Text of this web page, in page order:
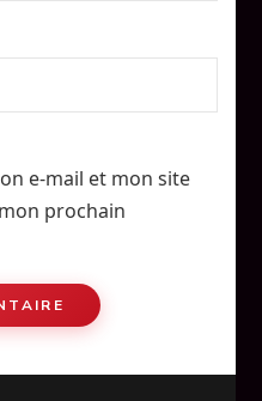
e-mail et mon site
prochain